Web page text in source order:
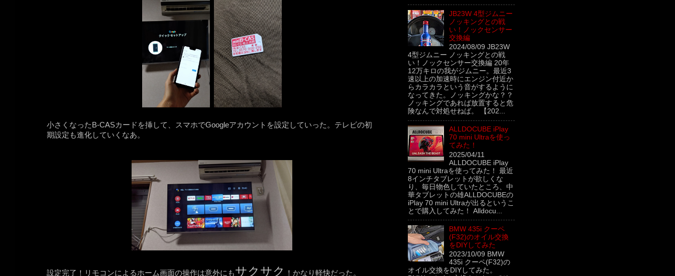
小さくなったB-CASカードを挿して、スマホでGoogleアカウントを設定していった。テレビの初
期設定も進化していくなあ。
設定完了！リモコンによるホーム画面の操作は意外にもサクサク ！かなり軽快だった。
JB23W 4型ジムニー
ノッキングとの戦
い！ノックセンサー
交換編
2024/08/09 JB23W
4型ジムニー ノッキングとの戦
い！ノックセンサー交換編 20年
12万キロの我がジムニー。最近3
速以上の加速時にエンジン付近か
らカラカラという音がするように
なってきた。ノッキングかな？？
ノッキングであれば放置すると危
険なんで対処せねば。 【202...
ALLDOCUBE iPlay
70 mini Ultraを使っ
てみた！
2025/04/11
ALLDOCUBE iPlay
70 mini Ultraを使ってみた！ 最近
8インチタブレットが欲しくな
り、毎日物色していたところ、中
華タブレットの雄ALLDOCUBEの
iPlay 70 mini Ultraが出るというこ
とで購入してみた！ Alldocu...
BMW 435i クーペ
(F32)のオイル交換
をDIYしてみた
2023/10/09 BMW
435i クーペ(F32)の
オイル交換をDIYしてみた。